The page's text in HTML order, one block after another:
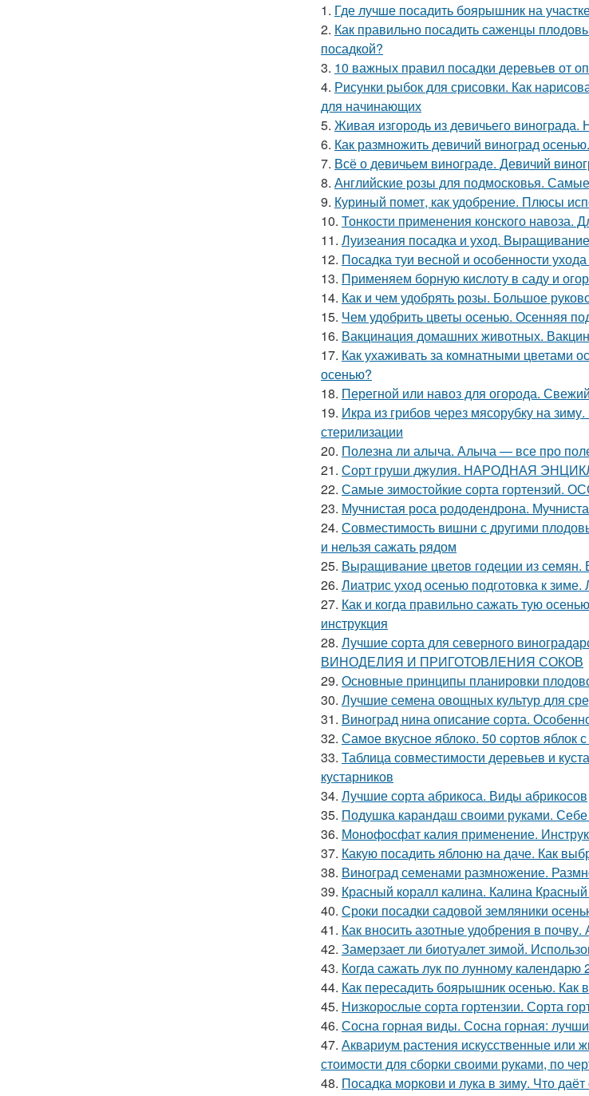
1. Где лучше посадить боярышник на
2. Как правильно посадить саженцы
посадкой?
3. 10 важных правил посадки деревьев от
4. Рисунки рыбок для срисовки. Как
для начинающих
5. Живая изгородь из девичьего винограда.
6. Как размножить девичий виноград
7. Всё о девичьем винограде. Девичий
8. Английские розы для подмосковья.
9. Куриный помет, как удобрение. Плюсы
10. Тонкости применения конского навоза.
11. Луизеания посадка и уход.
12. Посадка туи весной и особенности
13. Применяем борную кислоту в саду и
14. Как и чем удобрять розы. Большое
15. Чем удобрить цветы осенью. Осенняя
16. Вакцинация домашних животных.
17. Как ухаживать за комнатными цветами
осенью?
18. Перегной или навоз для огорода.
19. Икра из грибов через мясорубку на
стерилизации
20. Полезна ли алыча. Алыча — все про
21. Сорт груши джулия. НАРОДНАЯ
22. Самые зимостойкие сорта
23. Мучнистая роса рододендрона.
24. Совместимость вишни с другими
и нельзя сажать рядом
25. Выращивание цветов годеции из
26. Лиатрис уход осенью подготовка к
27. Как и когда правильно сажать тую
инструкция
28. Лучшие сорта для северного
ВИНОДЕЛИЯ И ПРИГОТОВЛЕНИЯ СОКОВ
29. Основные принципы планировки
30. Лучшие семена овощных культур для
31. Виноград нина описание сорта.
32. Самое вкусное яблоко. 50 сортов яблок
33. Таблица совместимости деревьев и
кустарников
34. Лучшие сорта абрикоса. Виды абрикосов
35. Подушка карандаш своими руками.
36. Монофосфат калия применение.
37. Какую посадить яблоню на даче. Как
38. Виноград семенами размножение.
39. Красный коралл калина. Калина
40. Сроки посадки садовой земляники
41. Как вносить азотные удобрения в
42. Замерзает ли биотуалет зимой.
43. Когда сажать лук по лунному календарю
44. Как пересадить боярышник осенью. Как
45. Низкорослые сорта гортензии. Сорта
46. Сосна горная виды. Сосна горная:
47. Аквариум растения искусственные или
стоимости для сборки своими руками, по
48. Посадка моркови и лука в зиму. Что